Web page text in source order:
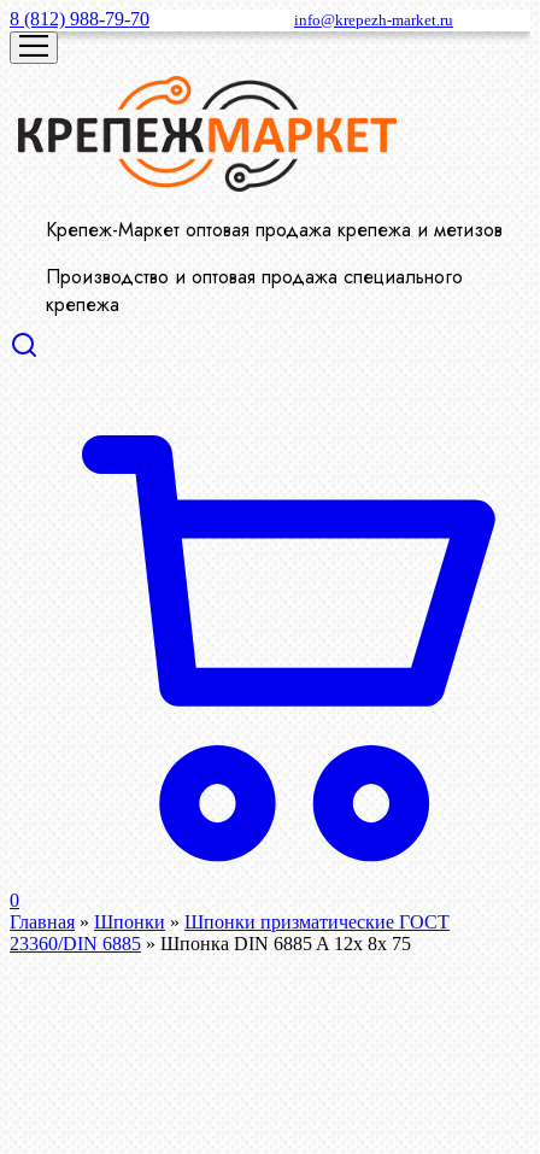
8 (812) 988-79-70 info@krepezh-market.ru
Крепеж-Маркет оптовая продажа крепежа и метизов
Производство и оптовая продажа специального
крепежа
0
Главная » Шпонки » Шпонки призматические ГОСТ
23360/DIN 6885 » Шпонка DIN 6885 A 12x 8x 75